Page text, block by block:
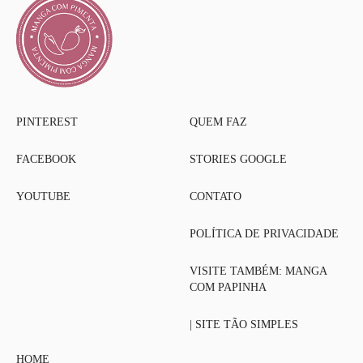
PINTEREST
FACEBOOK
YOUTUBE
QUEM FAZ
STORIES GOOGLE
CONTATO
POLÍTICA DE PRIVACIDADE
VISITE TAMBÉM: MANGA
COM PAPINHA
| SITE TÃO SIMPLES
HOME